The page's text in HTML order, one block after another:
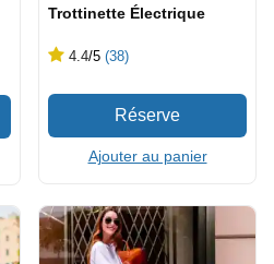
Trottinette Électrique
4.4/5 (38)
Ajouter au panier